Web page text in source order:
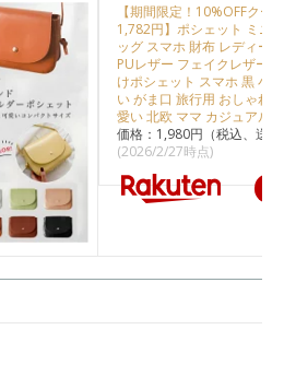
【期間限定！10%OFFクー
1,782円】ポシェット ミニ
ッグ スマホ 財布 レディー
PUレザー フェイクレザー
けポシェット スマホ 黒 小
い がま口 旅行用 おしゃれ
愛い 北欧 ママ カジュアル
価格：1,980円（税込、送
(2026/2/27時点)